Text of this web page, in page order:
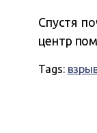
Спустя
центр
Tags: